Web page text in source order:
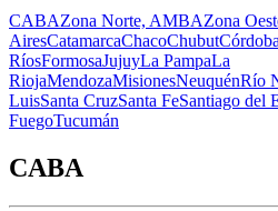
CABAZona Norte, AMBAZona
AiresCatamarcaChacoChubutCórdoba
RíosFormosaJujuyLa PampaLa
RiojaMendozaMisionesNeuquénRío
LuisSanta CruzSanta FeSantiago del
FuegoTucumán
CABA